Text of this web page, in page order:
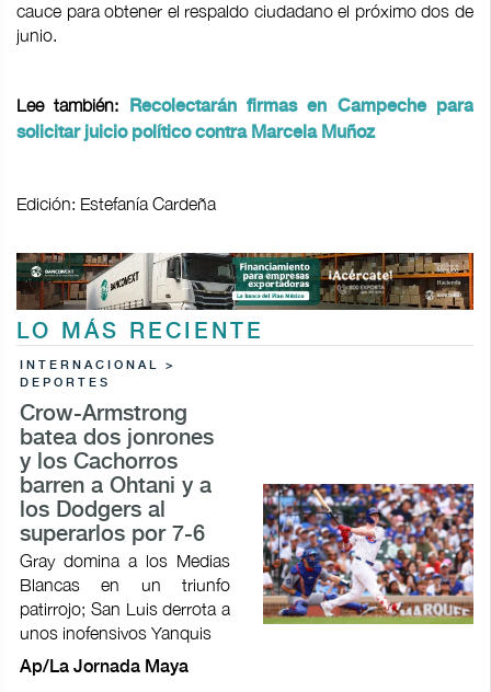
cauce para obtener el respaldo ciudadano el próximo dos de
junio.
Lee también:
Recolectarán firmas en Campeche para
solicitar juicio político contra Marcela Muñoz
Edición: Estefanía Cardeña
LO MÁS RECIENTE
INTERNACIONAL >
DEPORTES
Crow-Armstrong
batea dos jonrones
y los Cachorros
barren a Ohtani y a
los Dodgers al
superarlos por 7-6
Gray domina a los Medias
Blancas en un triunfo
patirrojo; San Luis derrota a
unos inofensivos Yanquis
Ap/La Jornada Maya